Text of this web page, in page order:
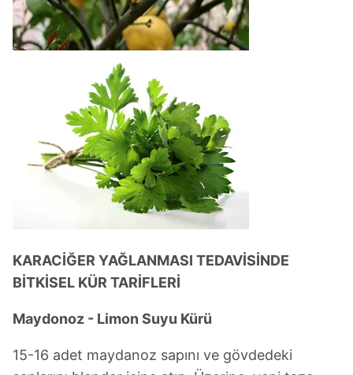
KARACİĞER YAĞLANMASI TEDAVİSİNDE
BİTKİSEL KÜR TARİFLERİ
Maydonoz - Limon Suyu Kürü
15-16 adet maydanoz sapını ve gövdedeki